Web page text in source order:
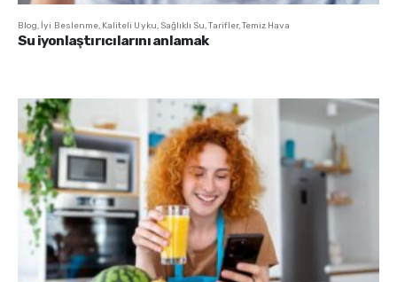
Blog, İyi Beslenme, Kaliteli Uyku, Sağlıklı Su,Tarifler,Temiz Hava
Su iyonlaştırıcılarını anlamak